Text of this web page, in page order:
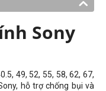
Sony
49, 52, 55, 58, 62, 67,
hỗ trợ chống bụi và